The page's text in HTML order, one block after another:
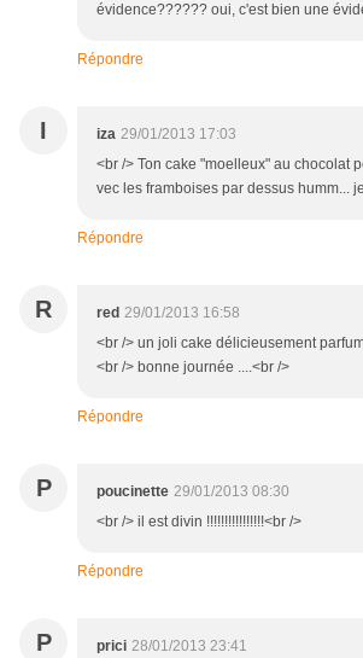
évidence?????? oui, c'est bien une
Répondre
I iza 29/01/2013 17:03
<br /> Ton cake "moelleux" au chocolat
vec les framboises par dessus humm...
Répondre
R red 29/01/2013 16:58
<br /> un joli cake délicieusement
<br /> bonne journée ....<br />
Répondre
P poucinette 29/01/2013 08:30
<br /> il est divin !!!!!!!!!!!!!!!!<br />
Répondre
P prici 28/01/2013 23:41